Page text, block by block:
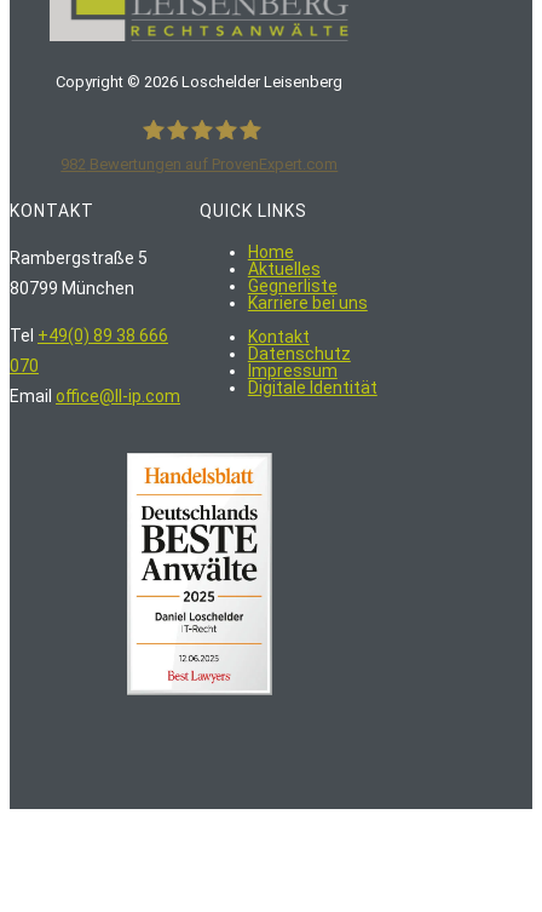
Copyright ©2026 Loschelder Leisenberg
LoschelderLeisenberg Rechtsanwälte
982 Bewertungen auf ProvenExpert.com
KONTAKT
Rambergstraße 5
80799 München
Tel +49(0) 89 38 666
070
Email office@ll-ip.com
QUICK LINKS
Home
Aktuelles
Gegnerliste
Karriere bei uns
Kontakt
Datenschutz
Impressum
Digitale Identität